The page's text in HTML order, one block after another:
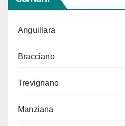
Anguillara
Bracciano
Trevignano
Manziana